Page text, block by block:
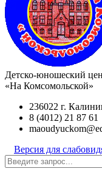
Детско-юношеский
«На Комсомольской»
236022 г.
8 (4012) 21 87 61
Версия для